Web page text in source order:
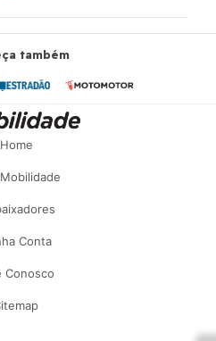
também
Home
Conta
Conosco